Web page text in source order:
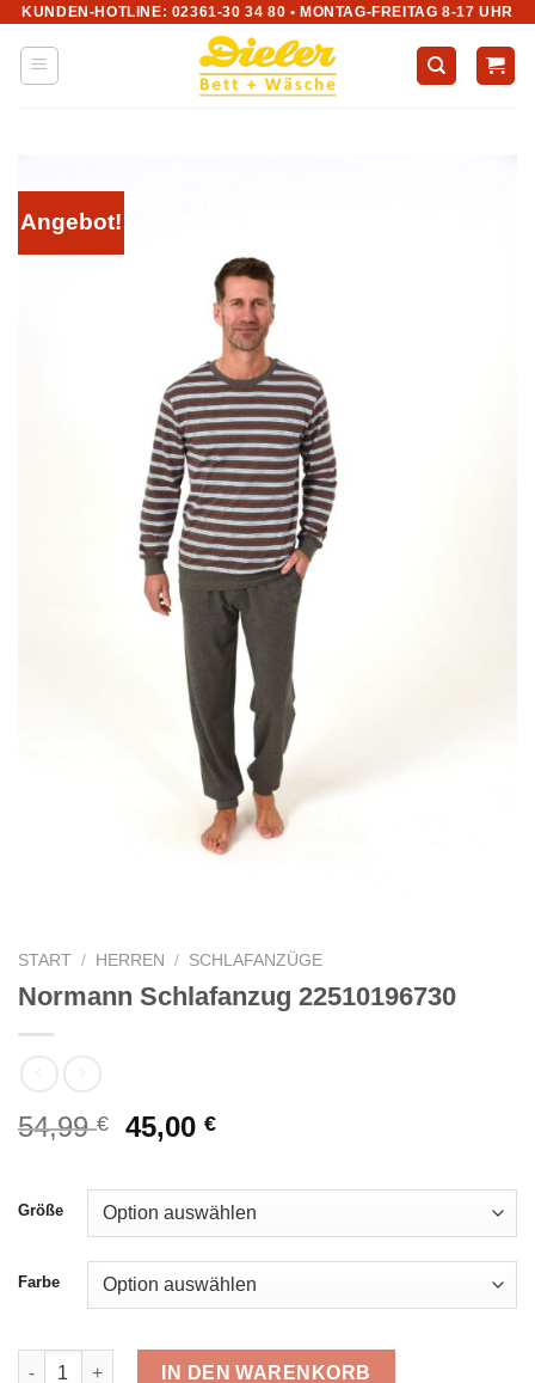
Zum
Inhalt
springen
KUNDEN-HOTLINE: 02361-30 34 80 • MONTAG-FREITAG 8-17 UHR
Angebot!
START / HERREN / SCHLAFANZÜGE
Normann Schlafanzug 22510196730
54,99€
Ursprünglicher
war:
54,99 €
45,00€Aktueller
ist:
45,00 €.
Größe
Farbe
Normann Schlafanzug 22510196730 Menge
IN DEN WARENKORB